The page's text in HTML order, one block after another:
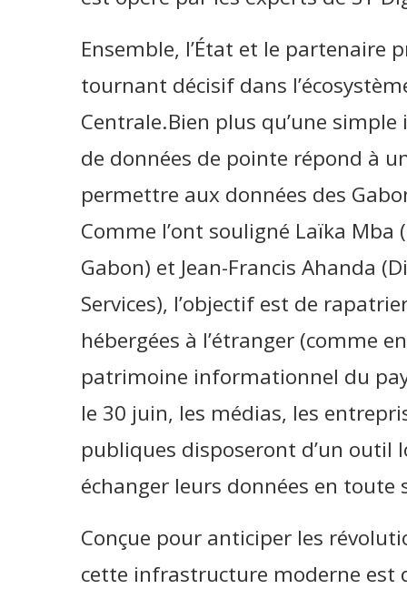
Ensemble, l’État et le partenaire
tournant décisif dans
Centrale.Bien plus qu’une
de données de pointe répond à
permettre aux données des
Comme l’ont souligné Laïka Mba
Gabon) et Jean-Francis Ahanda
Services), l’objectif est de
hébergées à l’étranger (comme
patrimoine informationnel du
le 30 juin, les médias, les
publiques disposeront d’un
échanger leurs données en toute
Conçue pour anticiper les
cette infrastructure moderne est